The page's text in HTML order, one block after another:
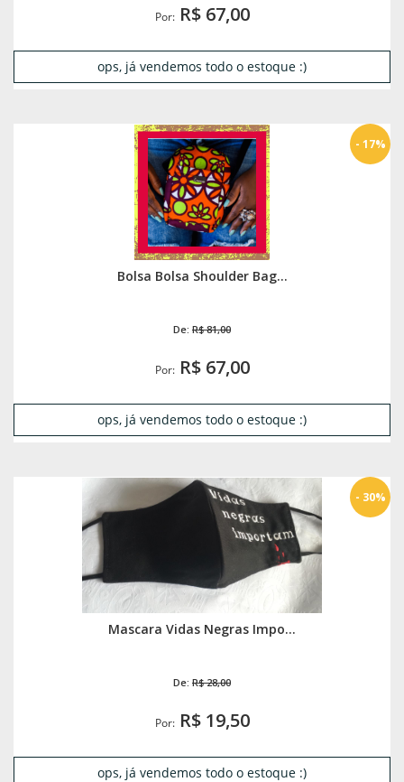
Por:R$ 67,00
ops, já vendemos todo o estoque :)
Bolsa Bolsa Shoulder Bag...
De: R$ 81,00
Por:R$ 67,00
- 17%
ops, já vendemos todo o estoque :)
Mascara Vidas Negras Impo...
De: R$ 28,00
Por:R$ 19,50
- 30%
ops, já vendemos todo o estoque :)